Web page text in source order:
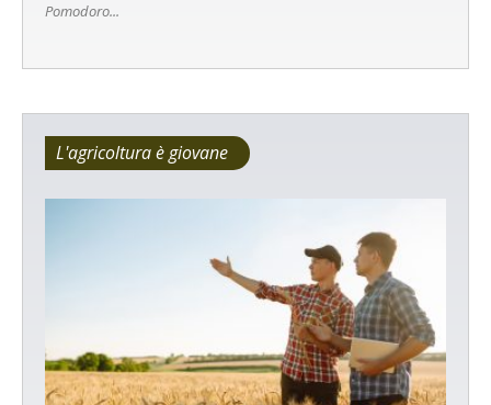
Pomodoro...
L'agricoltura è giovane